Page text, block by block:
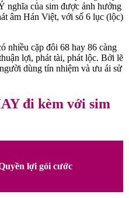
nghĩa của sim được ảnh hưởng
âm Hán Việt, với số 6 lục (lộc)
nhiều cặp đôi 68 hay 86 càng
lợi, phát tài, phát lộc. Bởi lẽ
dùng tín nhiệm và ưu ái sử
đi kèm với sim
lợi gói cước